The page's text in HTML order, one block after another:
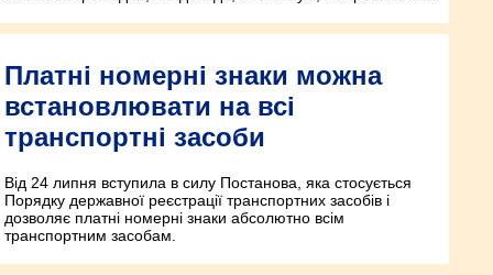
Платні номерні знаки можна
встановлювати на всі
транспортні засоби
Від 24 липня вступила в силу Постанова, яка стосується
Порядку державної реєстрації транспортних засобів і
дозволяє платні номерні знаки абсолютно всім
транспортним засобам.